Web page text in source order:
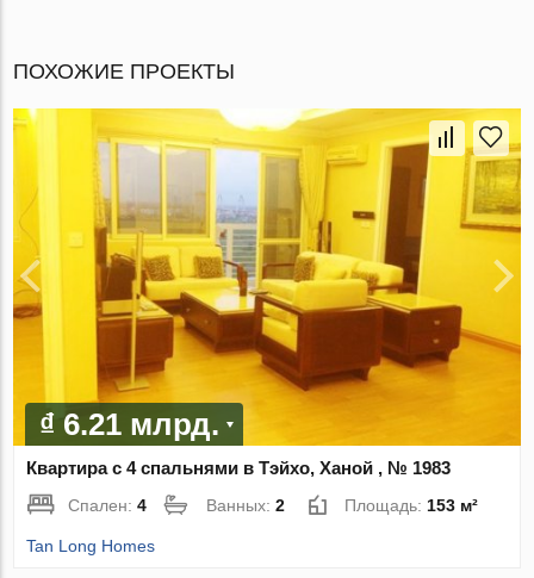
ПОХОЖИЕ ПРОЕКТЫ
₫ 6.21 млрд.
Квартира с 4 спальнями в Тэйхо, Ханой , № 1983
Спален:4 Ванных:2 Площадь:153 м²
Tan Long Homes